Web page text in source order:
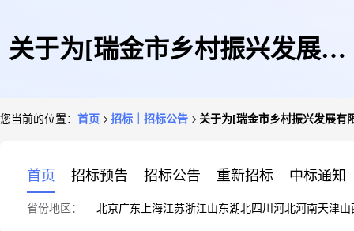
关于为[瑞金市乡村振兴发展有
您当前的位置： 首页 招标｜招标公告 关于为[瑞金市乡村振兴发展有
首页 招标预告 招标公告 重新招标 中标通知
省份地区： 北京广东 上海江苏浙江山东湖北四川 河北河南天津山